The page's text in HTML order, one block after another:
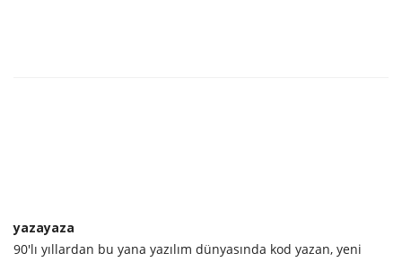
yazayaza
90'lı yıllardan bu yana yazılım dünyasında kod yazan, yeni